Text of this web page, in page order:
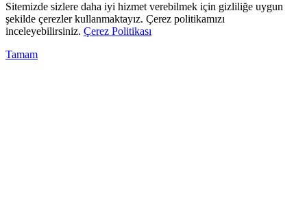
Sitemizde sizlere daha iyi hizmet verebilmek için gizliliğe uygun
şekilde çerezler kullanmaktayız. Çerez politikamızı
inceleyebilirsiniz. Çerez Politikası
Tamam